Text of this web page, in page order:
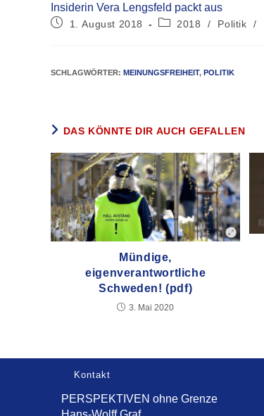
Insiderin Vera Lengsfeld packt aus
1. August 2018 2018 / Politik /
SCHLAGWÖRTER: MEINUNGSFREIHEIT, POLITIK
DAS KÖNNTE DIR AUCH GEFALLEN
Mündige,
eigenverantwortliche
Schweden! (pdf)
3. Mai 2020
Kontakt
PERSPEKTIVEN ohne Grenze